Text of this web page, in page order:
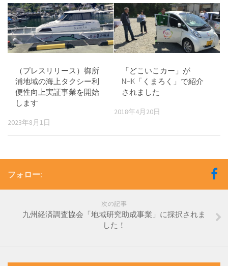
（プレスリリース）御所
浦地域の海上タクシー利
便性向上実証事業を開始
します
2023年8月1日
「どこいこカー」が
NHK「くまろく」で紹介
されました
2018年4月20日
フォロー:
次の記事
九州経済調査協会「地域研究助成事業」に採択されま
した！